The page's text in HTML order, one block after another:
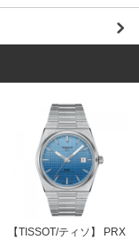
【TISSOT/ティソ】 PRX